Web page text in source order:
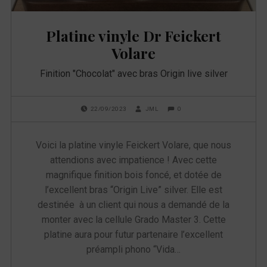
e
Platine vinyle Dr Feickert
Volare
Finition "Chocolat" avec bras Origin live silver
22/09/2023
JML
COMMENTS:0
Voici la platine vinyle Feickert Volare, que nous
attendions avec impatience ! Avec cette
magnifique finition bois foncé, et dotée de
l’excellent bras “Origin Live” silver. Elle est
destinée à un client qui nous a demandé de la
monter avec la cellule Grado Master 3. Cette
platine aura pour futur partenaire l’excellent
préampli phono “Vida…